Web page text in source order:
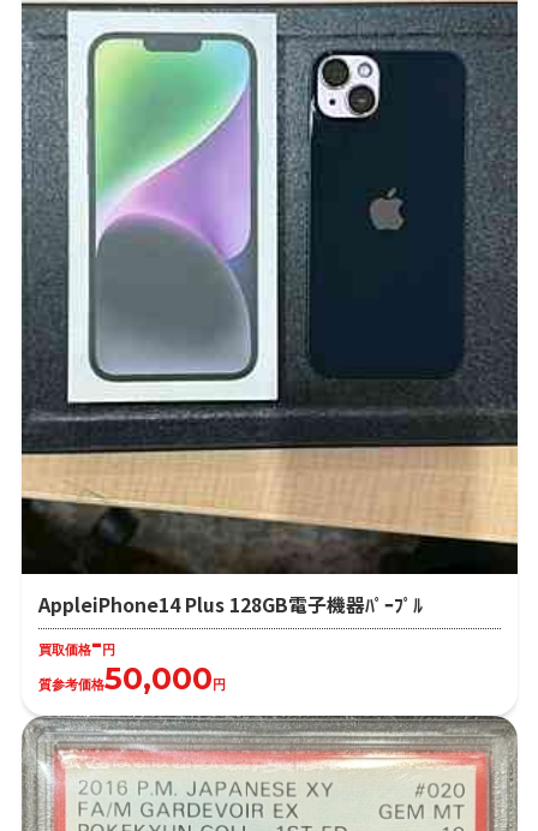
AppleiPhone14 Plus 128GB電子機器ﾊﾟｰﾌﾟﾙ
買取価格-円
質参考価格50,000円